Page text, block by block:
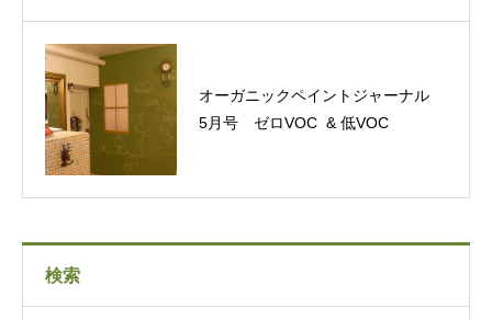
オーガニックペイントジャーナル
5月号 ゼロVOC & 低VOC
検索